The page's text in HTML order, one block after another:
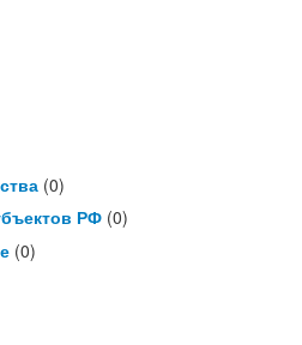
(0)
РФ (0)
(0)